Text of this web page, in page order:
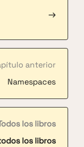
anterior
Namespaces
→
los libros
los libros